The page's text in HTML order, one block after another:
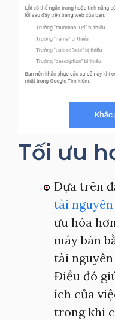
Tối ưu
Dựa trên
tài
ưu hóa
máy bàn
tài
Điều đó
ích của
trong khi